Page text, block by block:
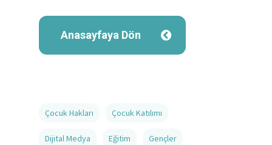
Anasayfaya Dön
Çocuk Hakları Çocuk Katılımı
Dijital Medya Eğitim Gençler